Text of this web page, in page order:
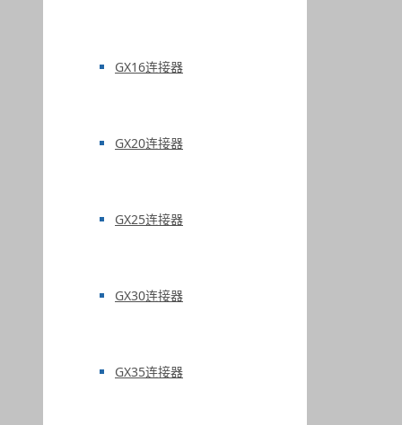
GX16连接器
GX20连接器
GX25连接器
GX30连接器
GX35连接器